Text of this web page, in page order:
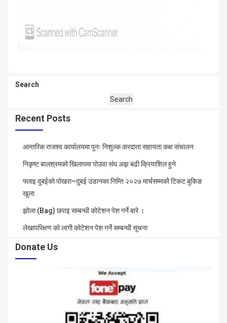
Search
Search
Recent Posts
आन्तरिक राजश्व कार्यालयमा पुनः निशुल्क करदाता सहायता कक्ष संचालन
निकृष्ट बालश्रमको खिलापमा पोउवा संघ अझ बढी क्रियाशिल हुने
फ्लाइ दुबईको पोखरा–दुबई उडानका निम्ति २०२७ मार्चसम्मकोे टिकट बुकिङ
खुला
झोला (Bag) छपाइ सम्बन्धी कोटेशन पेश गर्ने बारे ।
लेखापरिक्षण को लागी कोटेशन पेश गर्ने सम्बन्धी सूचना
Donate Us